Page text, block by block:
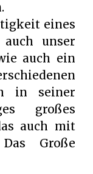
eines
unser
auch ein
in seiner
großes
auch mit
Große